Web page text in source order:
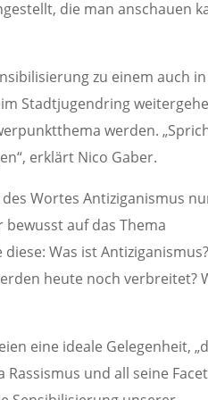
die man anschauen
zu einem auch in
Stadtjugendring
werden.
erklärt Nico Gaber.
Wortes Antiziganismus
auf das Thema
Was ist Antiziganismus?
heute noch verbreitet?
eine ideale Gelegenheit,
und all seine